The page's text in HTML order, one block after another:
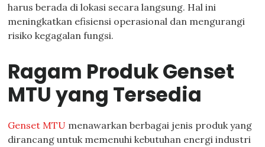
harus berada di lokasi secara langsung. Hal ini
meningkatkan efisiensi operasional dan mengurangi
risiko kegagalan fungsi.
Ragam Produk Genset
MTU yang Tersedia
Genset MTU menawarkan berbagai jenis produk yang
dirancang untuk memenuhi kebutuhan energi industri